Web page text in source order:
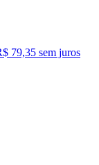
79,35 sem juros